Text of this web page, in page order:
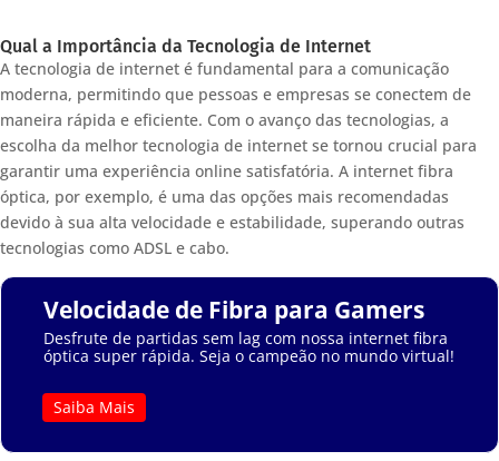
Qual a Importância da Tecnologia de Internet
A tecnologia de internet é fundamental para a comunicação
moderna, permitindo que pessoas e empresas se conectem de
maneira rápida e eficiente. Com o avanço das tecnologias, a
escolha da melhor tecnologia de internet se tornou crucial para
garantir uma experiência online satisfatória. A internet fibra
óptica, por exemplo, é uma das opções mais recomendadas
devido à sua alta velocidade e estabilidade, superando outras
tecnologias como ADSL e cabo.
Velocidade de Fibra para Gamers
Desfrute de partidas sem lag com nossa internet fibra
óptica super rápida. Seja o campeão no mundo virtual!
Saiba Mais